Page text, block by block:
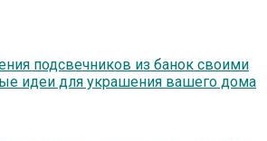
подсвечников из банок своими
идеи для украшения вашего дома